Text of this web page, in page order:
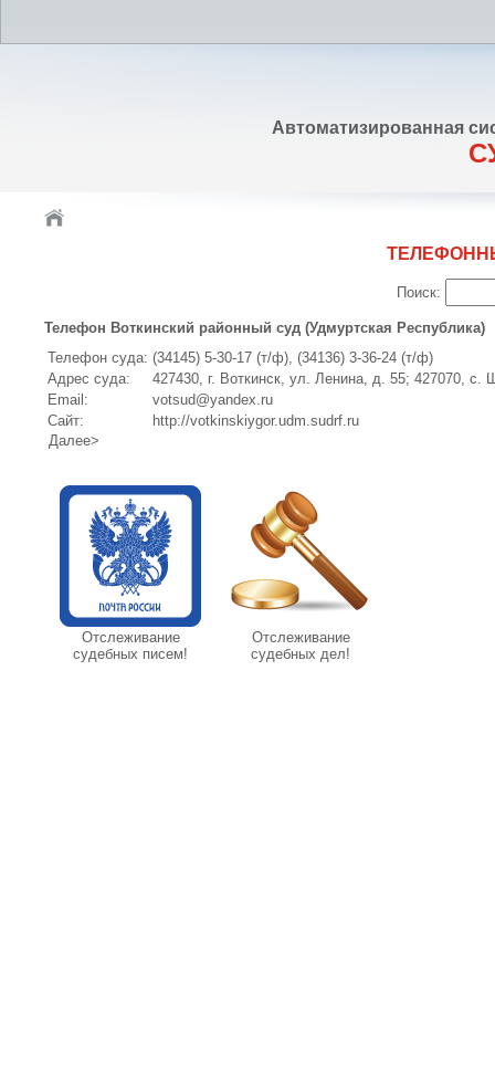
Автоматизированная
Поиск:
Телефон Воткинский районный суд (Удмуртская Республика)
Телефон суда: (34145) 5-30-17 (т/ф), (34136) 3-36-24 (т/ф)
Адрес суда:
427430, г. Воткинск, ул. Ленина, д. 55; 427070, с.
Email:
votsud@yandex.ru
Сайт:
http://votkinskiygor.udm.sudrf.ru
Далее>
Отслеживание
судебных писем!
Отслеживание
судебных дел!